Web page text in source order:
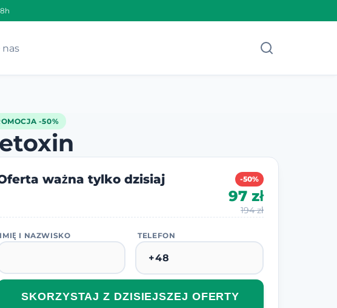
nas
-50%
ważna tylko dzisiaj -50%
97 zł
194 zł
IMIĘ I NAZWISKO TELEFON
SKORZYSTAJ Z DZISIEJSZEJ OFERTY